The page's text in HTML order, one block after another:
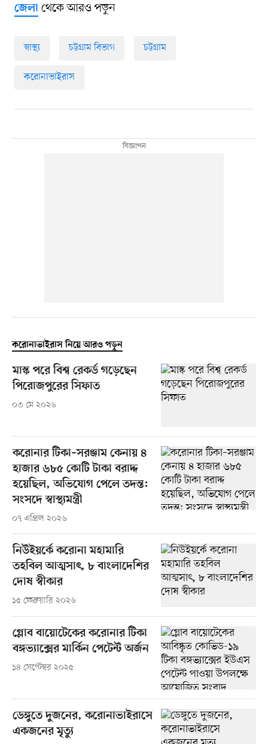
জেলাথেকে আরও পড়ুন
স্বাস্থ্য চট্টগ্রাম বিভাগ চট্টগ্রাম
করোনাভাইরাস
করোনাভাইরাস নিয়ে আরও পড়ুন
মাস্ক পরে বিশ্ব রেকর্ড গড়েছেন
পিরোজপুরের সিফাত
০৩ মে ২০২৬
করোনার টিকা–সরঞ্জাম কেনায় ৪
হাজার ৬৮৫ কোটি টাকা বরাদ্দ
হয়েছিল, অভিযোগ পেলে তদন্ত:
সংসদে স্বাস্থ্যমন্ত্রী
০৭ এপ্রিল ২০২৬
নিউইয়র্কে করোনা মহামারি
তহবিল আত্মসাৎ, ৮ বাংলাদেশির
দোষ স্বীকার
১৫ ফেব্রুয়ারি ২০২৬
গ্লোব বায়োটেকের করোনার টিকা
বঙ্গভ্যাক্সের মার্কিন পেটেন্ট অর্জন
১৪ সেপ্টেম্বর ২০২৫
ডেঙ্গুতে দুজনের, করোনাভাইরাসে
একজনের মৃত্যু